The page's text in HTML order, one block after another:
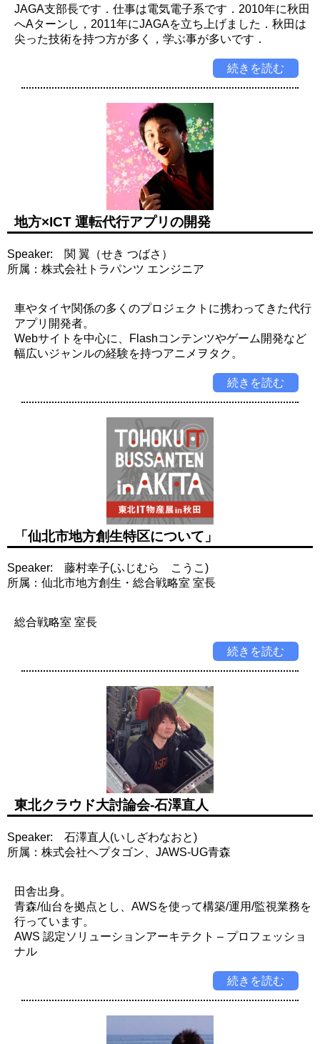
JAGA支部長です．仕事は電気電子系です．2010年に秋田
へAターンし，2011年にJAGAを立ち上げました．秋田は
尖った技術を持つ方が多く，学ぶ事が多いです．
続きを読む
地方×ICT 運転代行アプリの開発
Speaker: 関 翼（せき つばさ）
所属：株式会社トラパンツ エンジニア
車やタイヤ関係の多くのプロジェクトに携わってきた代行
アプリ開発者。
Webサイトを中心に、Flashコンテンツやゲーム開発など
幅広いジャンルの経験を持つアニメヲタク。
続きを読む
「仙北市地方創生特区について」
Speaker: 藤村幸子(ふじむら こうこ)
所属：仙北市地方創生・総合戦略室 室長
総合戦略室 室長
続きを読む
東北クラウド大討論会-石澤直人
Speaker: 石澤直人(いしざわなおと)
所属：株式会社ヘプタゴン、JAWS-UG青森
田舎出身。
青森/仙台を拠点とし、AWSを使って構築/運用/監視業務を
行っています。
AWS 認定ソリューションアーキテクト – プロフェッショ
ナル
続きを読む